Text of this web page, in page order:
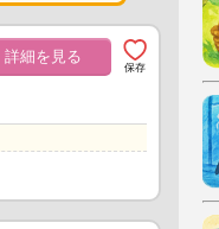
詳細を見る